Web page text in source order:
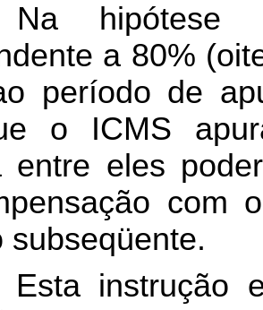
hipótese
a 80%
período de
o ICMS
entre eles
com
subseqüente.
Esta instrução